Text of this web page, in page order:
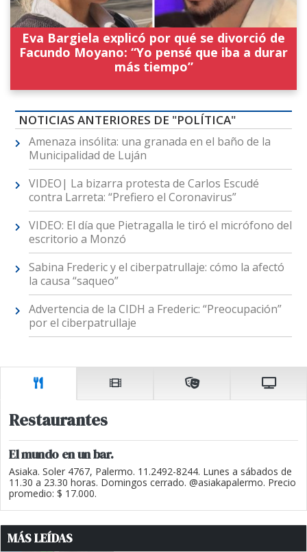
Eva Bargiela explicó por qué se divorció de
Facundo Moyano: “Yo pensé que iba a durar
más tiempo”
NOTICIAS ANTERIORES DE "POLÍTICA"
Amenaza insólita: una granada en el baño de la
Municipalidad de Luján
VIDEO| La bizarra protesta de Carlos Escudé
contra Larreta: “Prefiero el Coronavirus”
VIDEO: El día que Pietragalla le tiró el micrófono del
escritorio a Monzó
Sabina Frederic y el ciberpatrullaje: cómo la afectó
la causa “saqueo”
Advertencia de la CIDH a Frederic: “Preocupación”
por el ciberpatrullaje
Restaurantes
El mundo en un bar.
Asiaka. Soler 4767, Palermo. 11.2492-8244. Lunes a sábados de
11.30 a 23.30 horas. Domingos cerrado. @asiakapalermo. Precio
promedio: $ 17.000.
MÁS LEÍDAS